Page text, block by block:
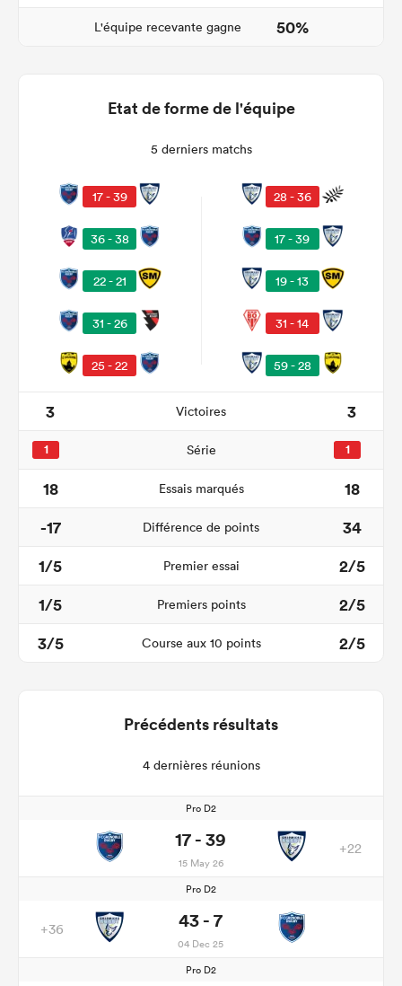
L'équipe recevante gagne 50%
Etat de forme de l'équipe
5 derniers matchs
17 - 39
36 - 38
22 - 21
31 - 26
25 - 22
28 - 36
17 - 39
19 - 13
31 - 14
59 - 28
3 Victoires 3
1 Série 1
18 Essais marqués
18
-17
Différence de points
34
1/5
Premier essai
2/5
1/5
Premiers points
2/5
3/5
Course aux 10 points 2/5
Précédents résultats
4 dernières réunions
Pro D2
17 - 39
15 May 26
+22
Pro D2
+36 43 - 7
04 Dec 25
Pro D2